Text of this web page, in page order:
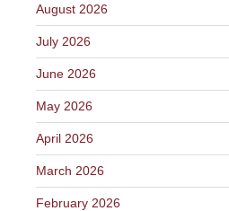
August 2026
July 2026
June 2026
May 2026
April 2026
March 2026
February 2026